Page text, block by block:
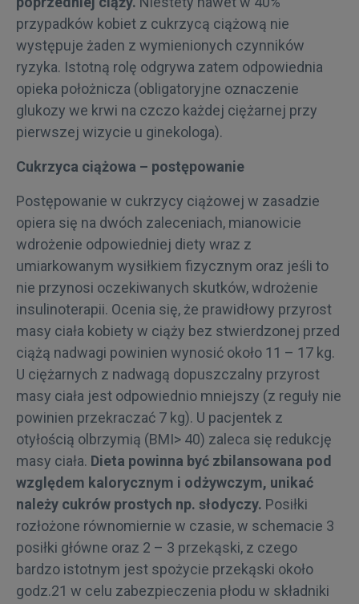
przypadków kobiet z cukrzycą ciążową nie
występuje żaden z wymienionych czynników
ryzyka. Istotną rolę odgrywa zatem odpowiednia
opieka położnicza (obligatoryjne oznaczenie
glukozy we krwi na czczo każdej ciężarnej przy
pierwszej wizycie u ginekologa).
Cukrzyca ciążowa – postępowanie
Postępowanie w cukrzycy ciążowej w zasadzie
opiera się na dwóch zaleceniach, mianowicie
wdrożenie odpowiedniej diety wraz z
umiarkowanym wysiłkiem fizycznym oraz jeśli to
nie przynosi oczekiwanych skutków, wdrożenie
insulinoterapii. Ocenia się, że prawidłowy przyrost
masy ciała kobiety w ciąży bez stwierdzonej przed
ciążą nadwagi powinien wynosić około 11 – 17 kg.
U ciężarnych z nadwagą dopuszczalny przyrost
masy ciała jest odpowiednio mniejszy (z reguły nie
powinien przekraczać 7 kg). U pacjentek z
otyłością olbrzymią (BMI> 40) zaleca się redukcję
masy ciała. Dieta powinna być zbilansowana pod
względem kalorycznym i odżywczym, unikać
należy cukrów prostych np. słodyczy. Posiłki
rozłożone równomiernie w czasie, w schemacie 3
posiłki główne oraz 2 – 3 przekąski, z czego
bardzo istotnym jest spożycie przekąski około
godz.21 w celu zabezpieczenia płodu w składniki